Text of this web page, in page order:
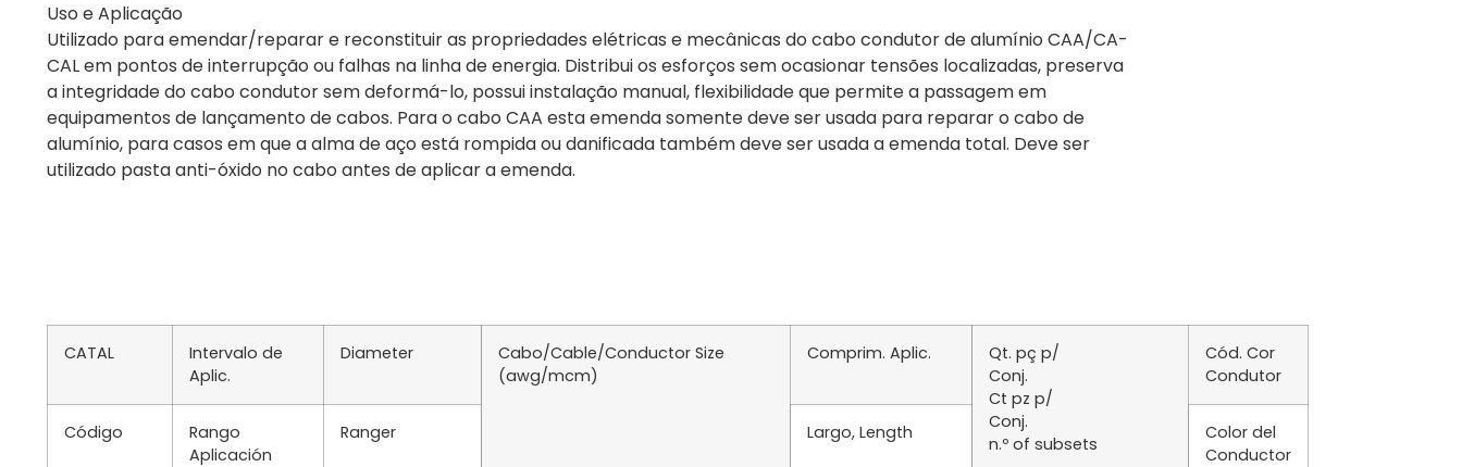
Uso e Aplicação
Utilizado para emendar/reparar e reconstituir as propriedades elétricas e mecânicas do cabo condutor de alumínio CAA/CA-
CAL em pontos de interrupção ou falhas na linha de energia. Distribui os esforços sem ocasionar tensões localizadas, preserva
a integridade do cabo condutor sem deformá-lo, possui instalação manual, flexibilidade que permite a passagem em
equipamentos de lançamento de cabos. Para o cabo CAA esta emenda somente deve ser usada para reparar o cabo de
alumínio, para casos em que a alma de aço está rompida ou danificada também deve ser usada a emenda total. Deve ser
utilizado pasta anti-óxido no cabo antes de aplicar a emenda.
CATAL
Intervalo de
Aplic.
Diameter
Cabo/Cable/Conductor Size
(awg/mcm)
Comprim. Aplic.
Qt. pç p/
Conj.
Ct pz p/
Conj.
n.º of subsets
Cód. Cor
Condutor
Código
Rango
Aplicación
Ranger Largo, Length
Color del
Conductor